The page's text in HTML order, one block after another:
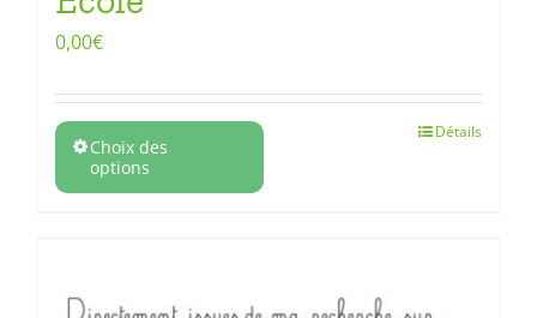
0,00€
Choix des
options
Détails